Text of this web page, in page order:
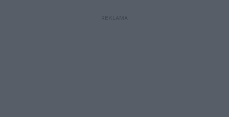
REKLAMA